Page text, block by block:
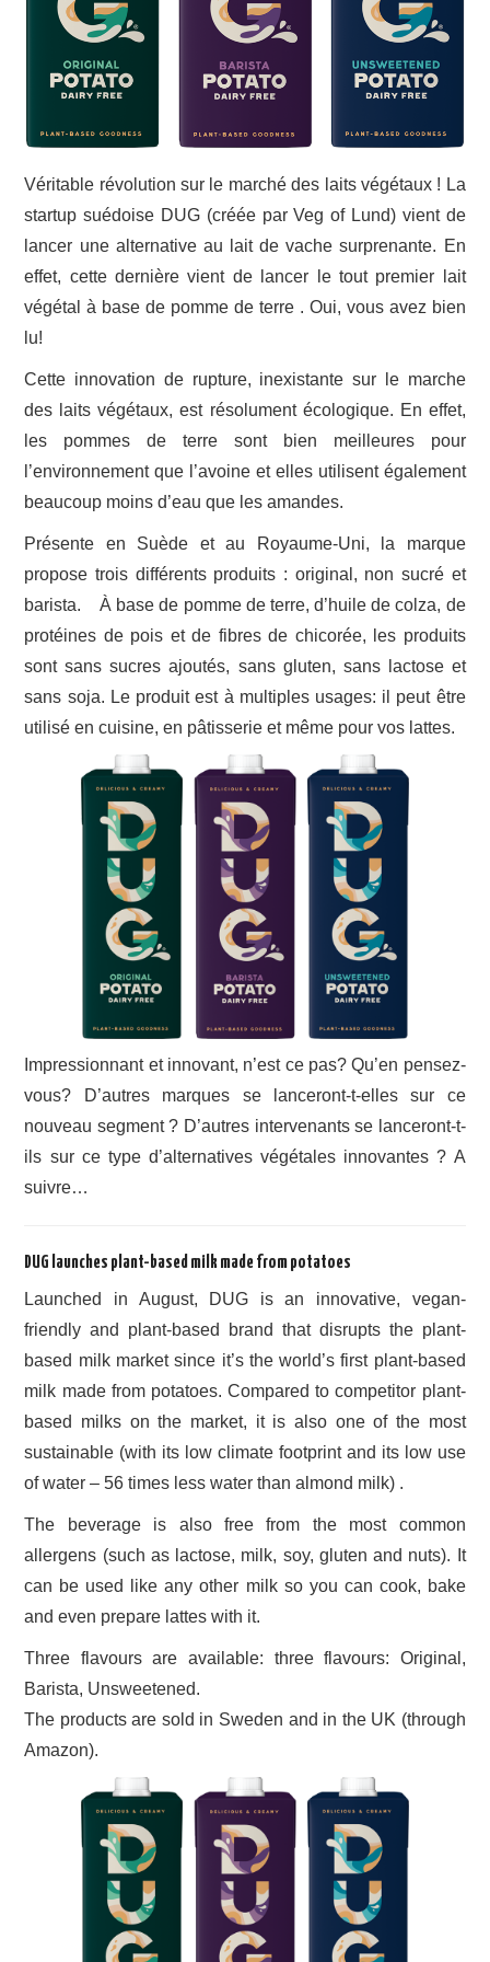
Véritable révolution sur le marché des laits végétaux ! La
startup suédoise DUG (créée par Veg of Lund) vient de
lancer une alternative au lait de vache surprenante. En
effet, cette dernière vient de lancer le tout premier lait
végétal à base de pomme de terre . Oui, vous avez bien
lu!
Cette innovation de rupture, inexistante sur le marche
des laits végétaux, est résolument écologique. En effet,
les pommes de terre sont bien meilleures pour
l’environnement que l’avoine et elles utilisent également
beaucoup moins d’eau que les amandes.
Présente en Suède et au Royaume-Uni, la marque
propose trois différents produits : original, non sucré et
barista. À base de pomme de terre, d’huile de colza, de
protéines de pois et de fibres de chicorée, les produits
sont sans sucres ajoutés, sans gluten, sans lactose et
sans soja. Le produit est à multiples usages: il peut être
utilisé en cuisine, en pâtisserie et même pour vos lattes.
Impressionnant et innovant, n’est ce pas? Qu’en pensez-
vous? D’autres marques se lanceront-t-elles sur ce
nouveau segment ? D’autres intervenants se lanceront-t-
ils sur ce type d’alternatives végétales innovantes ? A
suivre…
DUG launches plant-based milk made from potatoes
Launched in August, DUG is an innovative, vegan-
friendly and plant-based brand that disrupts the plant-
based milk market since it’s the world’s first plant-based
milk made from potatoes. Compared to competitor plant-
based milks on the market, it is also one of the most
sustainable (with its low climate footprint and its low use
of water – 56 times less water than almond milk) .
The beverage is also free from the most common
allergens (such as lactose, milk, soy, gluten and nuts). It
can be used like any other milk so you can cook, bake
and even prepare lattes with it.
Three flavours are available: three flavours: Original,
Barista, Unsweetened.
The products are sold in Sweden and in the UK (through
Amazon).